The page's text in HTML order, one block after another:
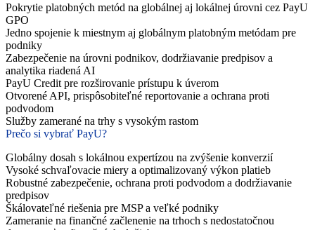
Pokrytie platobných metód na globálnej aj lokálnej úrovni cez PayU
GPO
Jedno spojenie k miestnym aj globálnym platobným metódam pre
podniky
Zabezpečenie na úrovni podnikov, dodržiavanie predpisov a
analytika riadená AI
PayU Credit pre rozširovanie prístupu k úverom
Otvorené API, prispôsobiteľné reportovanie a ochrana proti
podvodom
Služby zamerané na trhy s vysokým rastom
Prečo si vybrať PayU?
Globálny dosah s lokálnou expertízou na zvýšenie konverzií
Vysoké schvaľovacie miery a optimalizovaný výkon platieb
Robustné zabezpečenie, ochrana proti podvodom a dodržiavanie
predpisov
Škálovateľné riešenia pre MSP a veľké podniky
Zameranie na finančné začlenenie na trhoch s nedostatočnou